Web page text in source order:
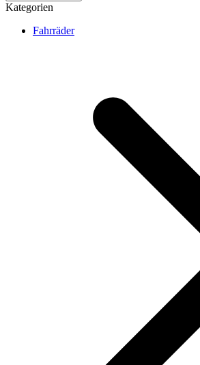
Kategorien
Fahrräder